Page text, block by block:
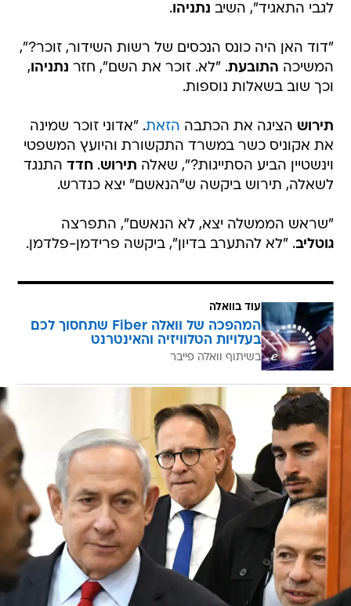
לגבי התאגיד", השיב נתניהו.
"דוד האן היה כונס הנכסים של רשות השידור, זוכר?",
המשיכה התובעת. "לא. זוכר את השם", חזר נתניהו,
וכך שוב בשאלות נוספות.
תירוש הציגה את הכתבה הזאת. "אדוני זוכר שמינה
את אקוניס כשר במשרד התקשורת והיועץ המשפטי
וינשטיין הביע הסתייגות?", שאלה תירוש.חדד התנגד
לשאלה, תירוש ביקשה ש"הנאשם" יצא כנדרש.
"שראש הממשלה יצא, לא הנאשם", התפרצה
גוטליב. "לא להתערב בדיון", ביקשה פרידמן-פלדמן.
עוד בוואלה
המהפכה של וואלה Fiber שתחסוך לכם
בעלויות הטלוויזיה והאינטרנט
בשיתוף וואלה פייבר